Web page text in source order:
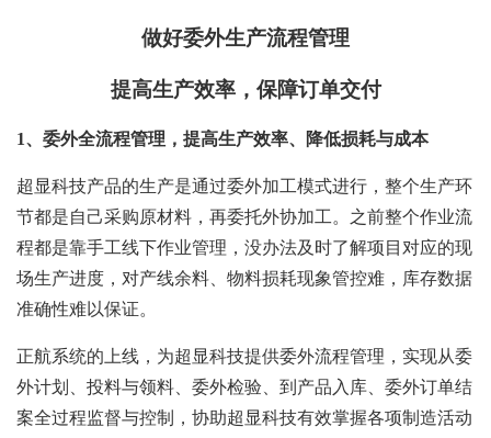
做好委外生产流程管理
提高生产效率，保障订单交付
1、 委外全流程管理，提高生产效率、降低损耗与成本
超显科技产品的生产是通过委外加工模式进行，整个生产环
节都是自己采购原材料，再委托外协加工。之前整个作业流
程都是靠手工线下作业管理，没办法及时了解项目对应的现
场生产进度，对产线余料、物料损耗现象管控难，库存数据
准确性难以保证。
正航系统的上线，为超显科技提供委外流程管理，实现从委
外计划、投料与领料、委外检验、到产品入库、委外订单结
案全过程监督与控制，协助超显科技有效掌握各项制造活动